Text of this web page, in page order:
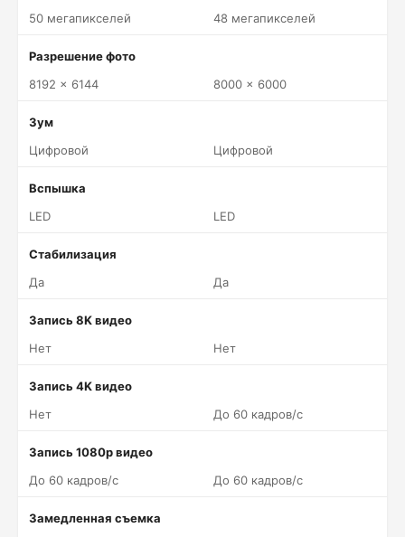
50 мегапикселей
48 мегапикселей
Разрешение фото
8192 x 6144
8000 x 6000
Зум
Цифровой
Цифровой
Вспышка
LED
LED
Стабилизация
Да
Да
Запись 8K видео
Нет
Нет
Запись 4K видео
Нет
До 60 кадров/c
Запись 1080p видео
До 60 кадров/c
До 60 кадров/c
Замедленная съемка